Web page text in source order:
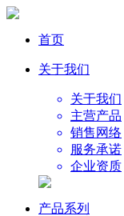
首页
关于我们
关于我们
主营产品
销售网络
服务承诺
企业资质
产品系列